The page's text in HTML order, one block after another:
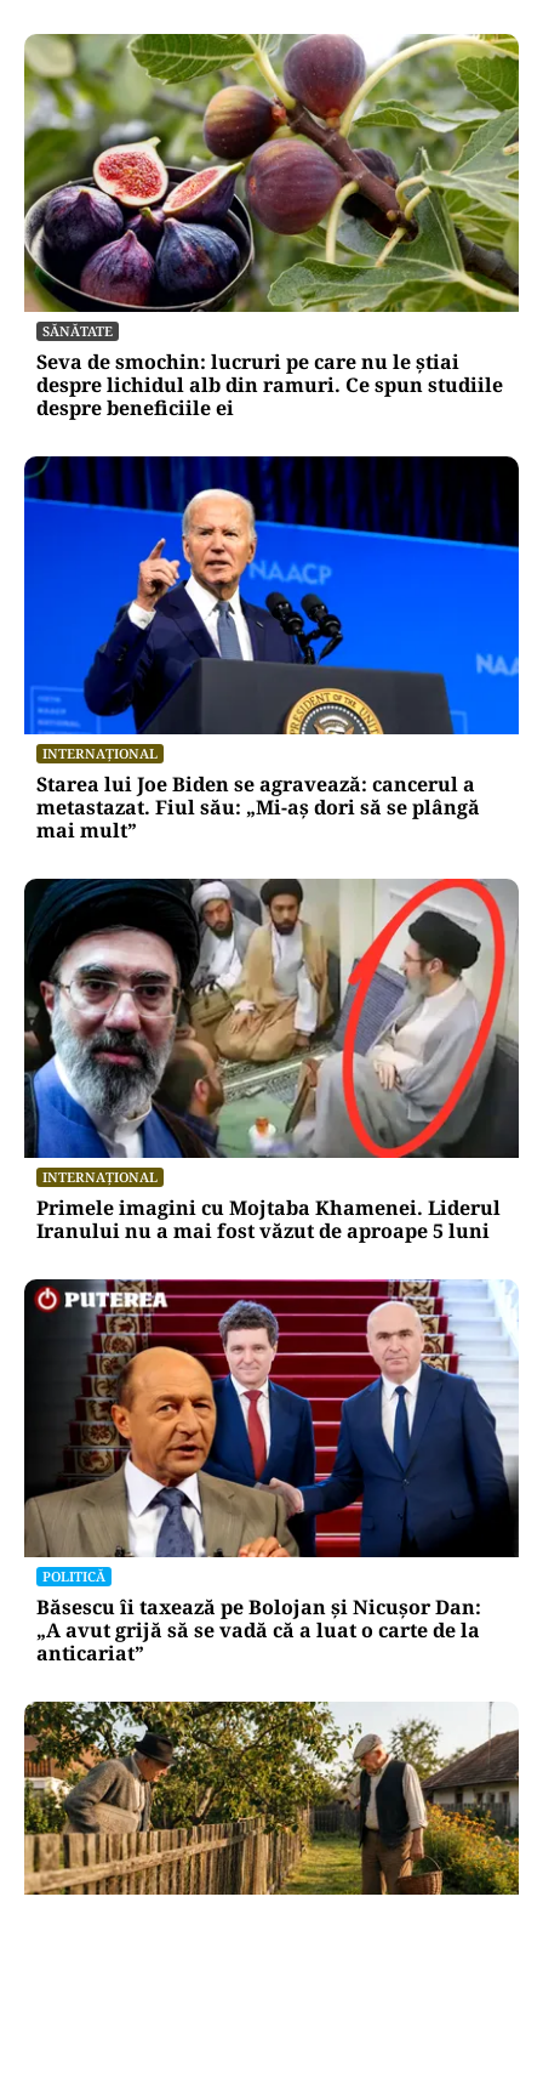
SĂNĂTATE
Seva de smochin: lucruri pe care nu le știai
despre lichidul alb din ramuri. Ce spun studiile
despre beneficiile ei
INTERNAȚIONAL
Starea lui Joe Biden se agravează: cancerul a
metastazat. Fiul său: „Mi-aș dori să se plângă
mai mult”
INTERNAȚIONAL
Primele imagini cu Mojtaba Khamenei. Liderul
Iranului nu a mai fost văzut de aproape 5 luni
POLITICĂ
Băsescu îi taxează pe Bolojan și Nicușor Dan:
„A avut grijă să se vadă că a luat o carte de la
anticariat”